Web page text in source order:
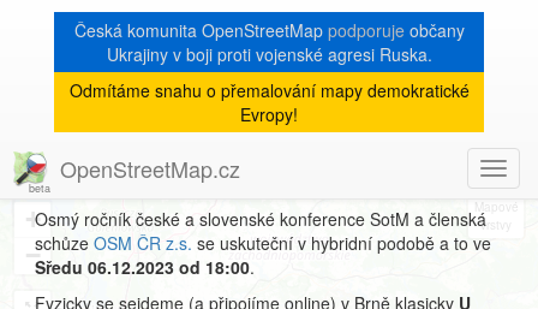
Česká komunita OpenStreetMap podporujeobčany
Ukrajiny v boji proti vojenské agresi Ruska.
Odmítáme snahu o přemalování mapy demokratické
Evropy!
OpenStreetMap.cz
8
+
−
State of the Map CZ+SK
2023
Osmý ročník české a slovenské konference SotM a členská
schůze OSM ČR z.s. se uskuteční v hybridní podobě a to ve
Sředu 06.12.2023 od 18:00.
Fyzicky se sejdeme (a připojíme online) v Brně klasicky U